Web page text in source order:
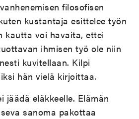
filosofisen
kustantaja esittelee työn
kautta voi havaita, ettei
ihmisen työ ole niin
kuvitellaan. Kilpi
hän vielä kirjoittaa.
jäädä eläkkeelle. Elämän
sanoma pakottaa